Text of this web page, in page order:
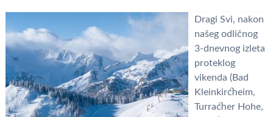
Dragi Svi, nakon
našeg odličnog
3-dnevnog izleta
proteklog
vikenda (Bad
Kleinkircheim,
Turracher Hohe,